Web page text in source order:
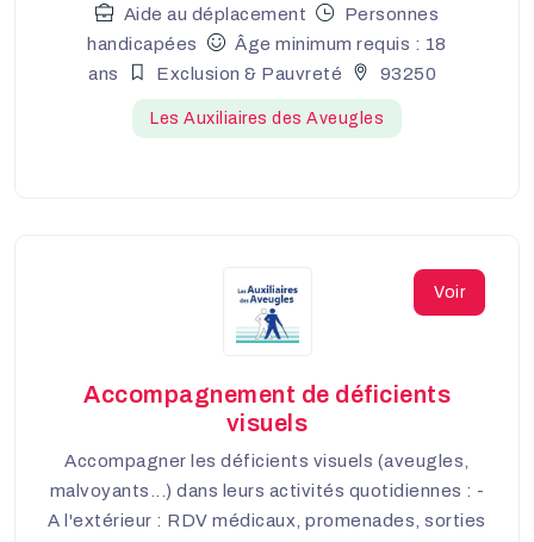
Aide au déplacement
Personnes
handicapées
Âge minimum requis : 18
ans
Exclusion & Pauvreté 93250
Les Auxiliaires des Aveugles
Voir
Accompagnement de déficients
visuels
Accompagner les déficients visuels (aveugles,
malvoyants...) dans leurs activités quotidiennes : -
A l'extérieur : RDV médicaux, promenades, sorties